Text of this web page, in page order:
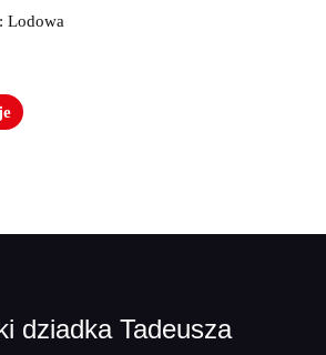
Lodowa
produktu
dziadka Tadeusza